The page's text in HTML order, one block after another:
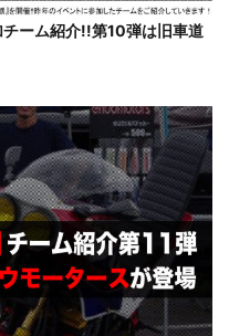
チーム紹介!!第10弾は旧車道